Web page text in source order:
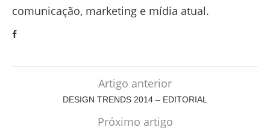
comunicação, marketing e mídia atual.
Artigo anterior
DESIGN TRENDS 2014 – EDITORIAL
Próximo artigo